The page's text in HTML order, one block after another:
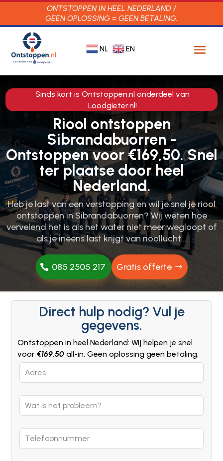
ONTSTOPPEN IN HEEL NEDERLAND /
GEEN OPLOSSING = GEEN BETALING.
NL EN
Sinds kort is Ontstoppen.nl onderdeel van
Loodgieter.nl!
Riool ontstoppen
Sibrandabuorren -
Ontstoppen voor €169,50. Snel
ter plaatse door heel
Nederland.
Heb je last van een verstopping en wil je snel je riool
ontstoppen in Sibrandabuorren? Wij weten hoe
vervelend het is als het water niet meer wegloopt of
als je ineens last krijgt van rioollucht…
085 2505 217 Gratis offerte
Direct hulp nodig? Vul je
gegevens.
Ontstoppen in heel Nederland: Wij helpen je snel
voor€169,50 all-in. Geen oplossing geen betaling.
Leave
this
blank